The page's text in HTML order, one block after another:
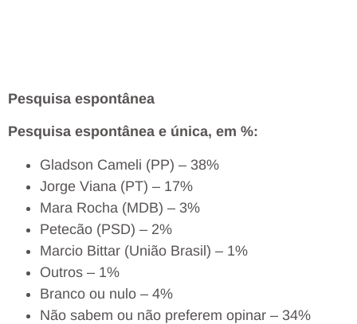
Pesquisa espontânea
Pesquisa espontânea e única, em %:
Gladson Cameli (PP) – 38%
Jorge Viana (PT) – 17%
Mara Rocha (MDB) – 3%
Petecão (PSD) – 2%
Marcio Bittar (União Brasil) – 1%
Outros – 1%
Branco ou nulo – 4%
Não sabem ou não preferem opinar – 34%